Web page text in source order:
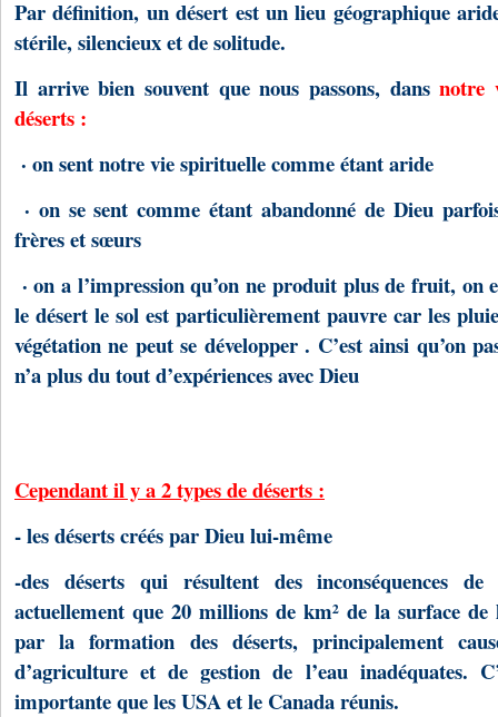
Par définition, un désert est un lieu géographique
stérile, silencieux et de solitude.
Il arrive bien souvent que nous passons, dansnotre
déserts :
· on sent notre vie spirituelle comme étant aride
· on se sent comme étant abandonné de Dieu
frères et sœurs
· on a l’impression qu’on ne produit plus de fruit, on
le désert le sol est particulièrement pauvre car les
végétation ne peut se développer . C’est ainsi qu’on
n’a plus du tout d’expériences avec Dieu
Cependant il y a 2 types de déserts :
- les déserts créés par Dieu lui-même
-des déserts qui résultent des inconséquences
actuellement que 20 millions de km² de la surface de
par la formation des déserts, principalement
d’agriculture et de gestion de l’eau inadéquates.
importante que les USA et le Canada réunis.